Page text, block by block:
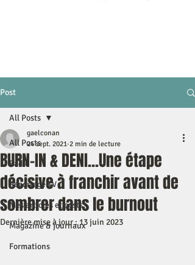
Post
All Posts
Radio
Reportage TV
Mes articles et posts
Magazine & journaux
Formations
All Posts
BURN-IN & DENI...Une étape
décisive à franchir avant de
sombrer dans le burnout
gaelconan
24 sept. 2021 2 min de lecture
Dernière mise à jour :13 juin 2023